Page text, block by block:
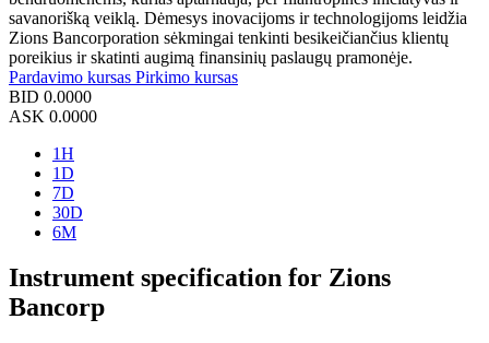
savanorišką veiklą. Dėmesys inovacijoms ir technologijoms leidžia
Zions Bancorporation sėkmingai tenkinti besikeičiančius klientų
poreikius ir skatinti augimą finansinių paslaugų pramonėje.
Pardavimo kursas Pirkimo kursas
BID 0.0000
ASK 0.0000
1H
1D
7D
30D
6M
Instrument specification for Zions
Bancorp